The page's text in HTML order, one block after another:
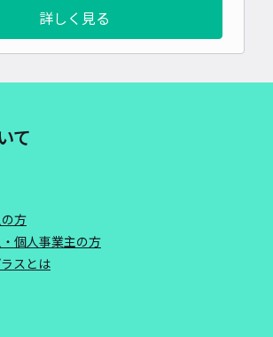
詳しく見る
て
方
個人事業主の方
スとは